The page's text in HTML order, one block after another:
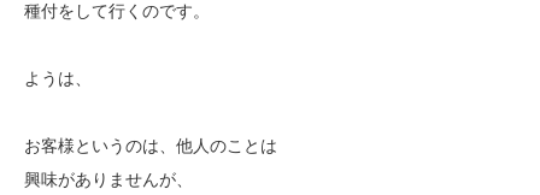
種付をして行くのです。
ようは、
お客様というのは、他人のことは
興味がありませんが、